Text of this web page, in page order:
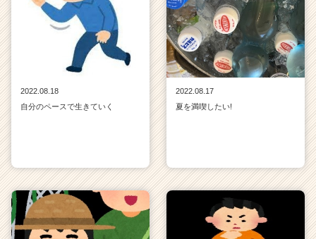
2022.08.18
自分のペースで生きていく
2022.08.17
夏を満喫したい!